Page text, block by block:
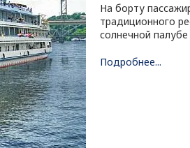
На борту
традиционного
солнечной
Подробнее...